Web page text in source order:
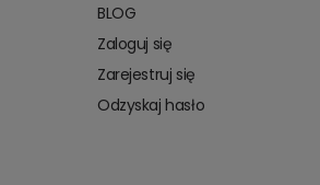
BLOG
Zaloguj się
Zarejestruj się
Odzyskaj hasło